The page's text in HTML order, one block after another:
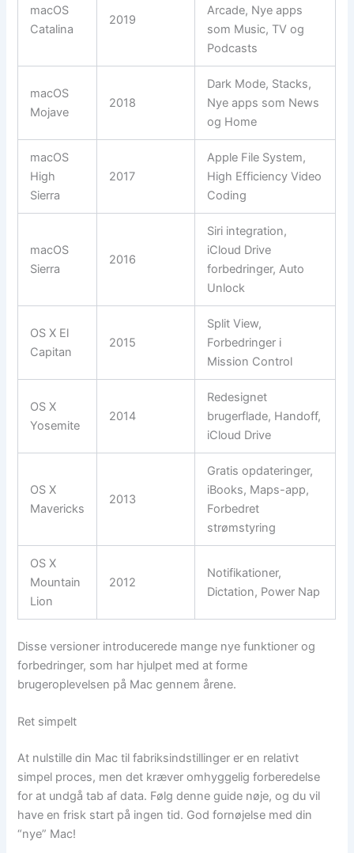
macOS
Catalina
2019
Arcade, Nye apps
som Music, TV og
Podcasts
macOS
Mojave
2018
Dark Mode, Stacks,
Nye apps som News
og Home
macOS
High
Sierra
2017
Apple File System,
High Efficiency Video
Coding
macOS
Sierra
2016
Siri integration,
iCloud Drive
forbedringer, Auto
Unlock
OS X El
Capitan
2015
Split View,
Forbedringer i
Mission Control
OS X
Yosemite
2014
Redesignet
brugerflade, Handoff,
iCloud Drive
OS X
Mavericks
2013
Gratis opdateringer,
iBooks, Maps-app,
Forbedret
strømstyring
OS X
Mountain
Lion
2012
Notifikationer,
Dictation, Power Nap
Disse versioner introducerede mange nye funktioner og
forbedringer, som har hjulpet med at forme
brugeroplevelsen på Mac gennem årene.
Ret simpelt
At nulstille din Mac til fabriksindstillinger er en relativt
simpel proces, men det kræver omhyggelig forberedelse
for at undgå tab af data. Følg denne guide nøje, og du vil
have en frisk start på ingen tid. God fornøjelse med din
“nye” Mac!